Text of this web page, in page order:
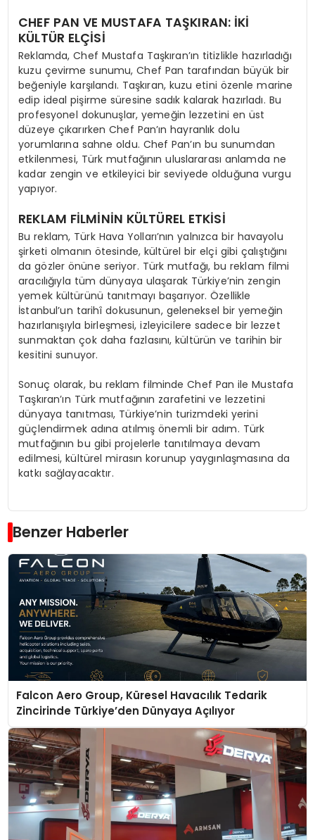
CHEF PAN VE MUSTAFA TAŞKIRAN: İKİ
KÜLTÜR ELÇİSİ
Reklamda, Chef Mustafa Taşkıran’ın titizlikle hazırladığı
kuzu çevirme sunumu, Chef Pan tarafından büyük bir
beğeniyle karşılandı. Taşkıran, kuzu etini özenle marine
edip ideal pişirme süresine sadık kalarak hazırladı. Bu
profesyonel dokunuşlar, yemeğin lezzetini en üst
düzeye çıkarırken Chef Pan’ın hayranlık dolu
yorumlarına sahne oldu. Chef Pan’ın bu sunumdan
etkilenmesi, Türk mutfağının uluslararası anlamda ne
kadar zengin ve etkileyici bir seviyede olduğuna vurgu
yapıyor.
REKLAM FİLMİNİN KÜLTÜREL ETKİSİ
Bu reklam, Türk Hava Yolları’nın yalnızca bir havayolu
şirketi olmanın ötesinde, kültürel bir elçi gibi çalıştığını
da gözler önüne seriyor. Türk mutfağı, bu reklam filmi
aracılığıyla tüm dünyaya ulaşarak Türkiye’nin zengin
yemek kültürünü tanıtmayı başarıyor. Özellikle
İstanbul’un tarihî dokusunun, geleneksel bir yemeğin
hazırlanışıyla birleşmesi, izleyicilere sadece bir lezzet
sunmaktan çok daha fazlasını, kültürün ve tarihin bir
kesitini sunuyor.
Sonuç olarak, bu reklam filminde Chef Pan ile Mustafa
Taşkıran’ın Türk mutfağının zarafetini ve lezzetini
dünyaya tanıtması, Türkiye’nin turizmdeki yerini
güçlendirmek adına atılmış önemli bir adım. Türk
mutfağının bu gibi projelerle tanıtılmaya devam
edilmesi, kültürel mirasın korunup yaygınlaşmasına da
katkı sağlayacaktır.
Benzer Haberler
Falcon Aero Group, Küresel Havacılık Tedarik
Zincirinde Türkiye’den Dünyaya Açılıyor